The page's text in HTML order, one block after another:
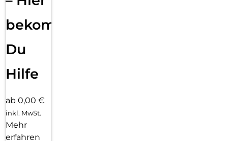
bekommst
Du
Hilfe
ab 0,00 €
inkl. MwSt.
Mehr
erfahren